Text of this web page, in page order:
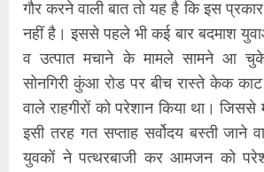
गौर करने वाली बात तो यह है कि इस
नहीं है। इससे पहले भी कई बार बदमाश
व उत्पात मचाने के मामले सामने आ
सोनगिरी कुंआ रोड पर बीच रास्ते केक
वाले राहगीरों को परेशान किया था। जिससे
इसी तरह गत सप्ताह सर्वोदय बस्ती जाने
युवकों ने पत्थरबाजी कर आमजन को